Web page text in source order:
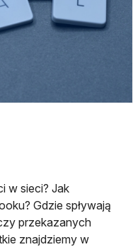
w sieci? Jak
Gdzie spływają
przekazanych
znajdziemy w